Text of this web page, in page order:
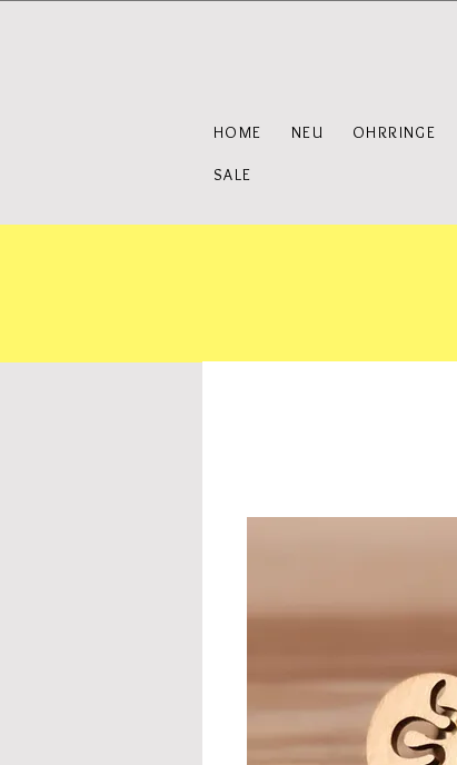
HOME NEU OHRRINGE
SALE